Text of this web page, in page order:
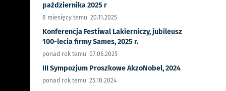
października 2025 r
8 miesięcy temu 20.11.2025
Konferencja Festiwal Lakierniczy, jubileusz
100-lecia firmy Sames, 2025 r.
ponad rok temu 07.06.2025
III Sympozjum Proszkowe AkzoNobel, 2024
ponad rok temu 25.10.2024